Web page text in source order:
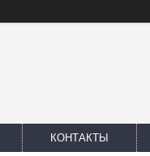
КОНТАКТЫ